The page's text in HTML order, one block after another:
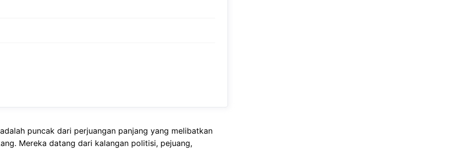
puncak dari perjuangan panjang yang melibatkan
Mereka datang dari kalangan politisi, pejuang,